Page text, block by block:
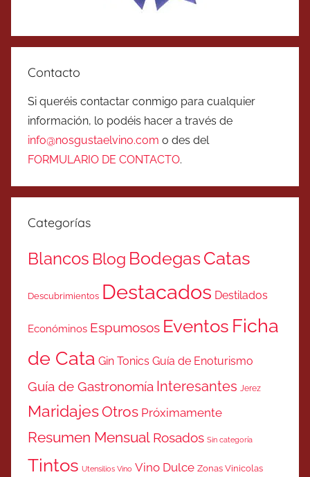
Contacto
Si queréis contactar conmigo para cualquier
información, lo podéis hacer a través de
info@nosgustaelvino.com o des del
FORMULARIO DE CONTACTO.
Categorías
Blancos Blog BodegasCatas
Descubrimientos Destacados Destilados
Económinos Espumosos Eventos Ficha
de Cata Gin Tonics Guía de Enoturismo
Guía de Gastronomía Interesantes Jerez
MaridajesOtros Próximamente
Resumen Mensual Rosados Sin categoría
Tintos Utensilios Vino Vino Dulce Zonas Vinicolas